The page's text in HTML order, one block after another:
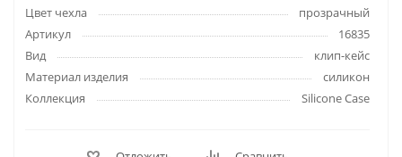
Цвет чехла
прозрачный
Артикул
16835
Вид
клип-кейс
Материал изделия
силикон
Коллекция
Silicone Case